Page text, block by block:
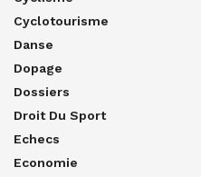
Cyclotourisme
Danse
Dopage
Dossiers
Droit Du Sport
Echecs
Economie